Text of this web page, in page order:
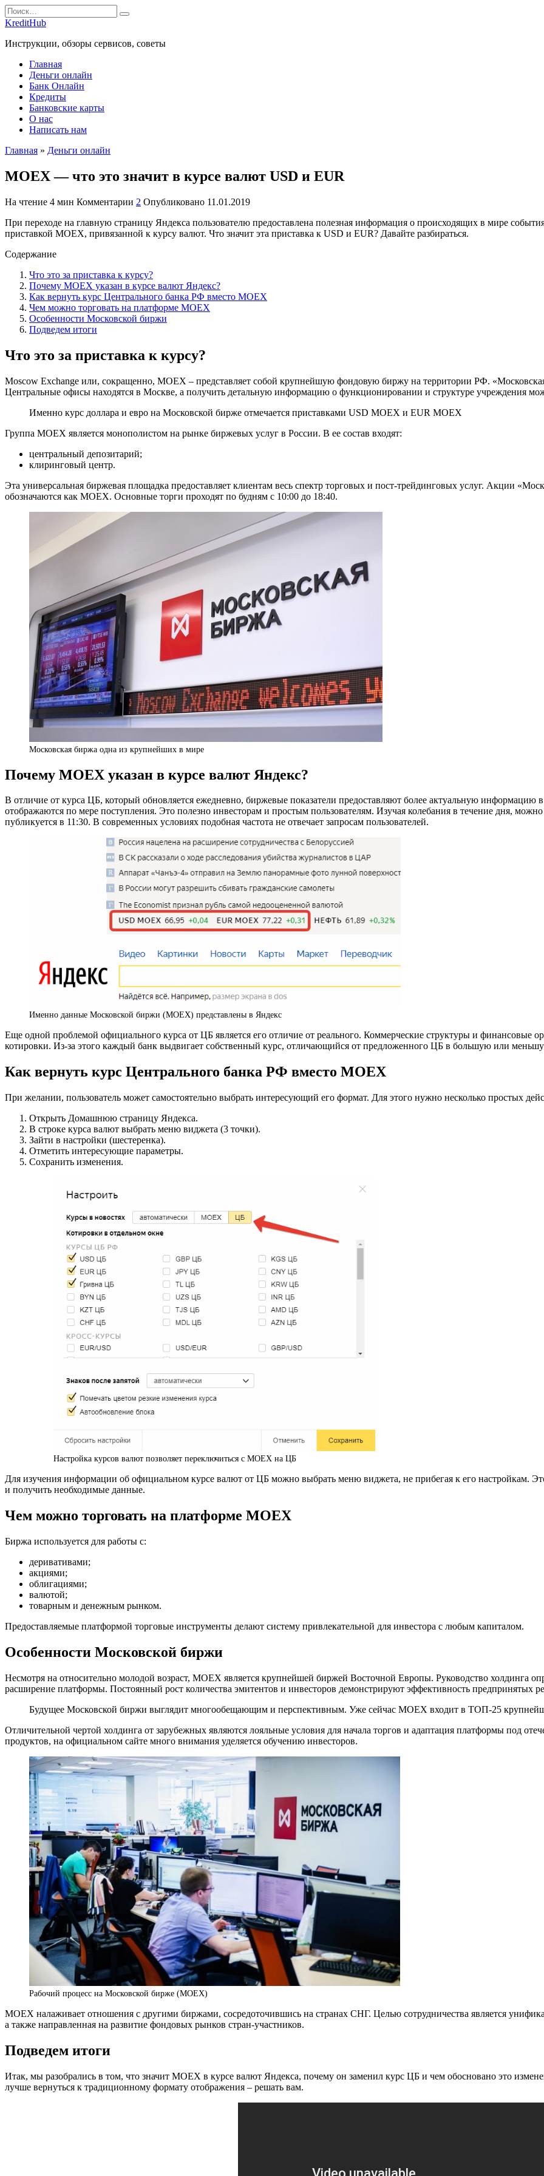
Перейти
к
Search
for:
KreditHub
Инструкции, обзоры сервисов, советы
Главная
Деньги онлайн
Банк Онлайн
Кредиты
Банковские карты
О нас
Написать нам
Главная » Деньги онлайн
MOEX — что это значит в курсе валют USD и EUR
На чтение 4 мин Комментарии 2 Опубликовано 11.01.2019
При переходе на главную страницу Яндекса пользователю предоставлена полезная информация о происходящих в мире
приставкой MOEX, привязанной к курсу валют. Что значит эта приставка к USD и EUR? Давайте разбираться.
Содержание
Что это за приставка к курсу?
Почему МОЕХ указан в курсе валют Яндекс?
Как вернуть курс Центрального банка РФ вместо MOEX
Чем можно торговать на платформе MOEX
Особенности Московской биржи
Подведем итоги
Что это за приставка к курсу?
Moscow Exchange или, сокращенно, MOEX – представляет собой крупнейшую фондовую биржу на территории РФ.
Центральные офисы находятся в Москве, а получить детальную информацию о функционировании и структуре учреждения
Именно курс доллара и евро на Московской бирже отмечается приставками USD MOEX и EUR MOEX
Группа MOEX является монополистом на рынке биржевых услуг в России. В ее состав входят:
центральный депозитарий;
клиринговый центр.
Эта универсальная биржевая площадка предоставляет клиентам весь спектр торговых и пост-трейдинговых услуг. Акции
обозначаются как MOEX. Основные торги проходят по будням с 10:00 до 18:40.
Московская биржа одна из крупнейших в мире
Почему МОЕХ указан в курсе валют Яндекс?
В отличие от курса ЦБ, который обновляется ежедневно, биржевые показатели предоставляют более актуальную
отображаются по мере поступления. Это полезно инвесторам и простым пользователям. Изучая колебания в течение дня,
публикуется в 11:30. В современных условиях подобная частота не отвечает запросам пользователей.
Именно данные Московской биржи (MOEX) представлены в Яндекс
Еще одной проблемой официального курса от ЦБ является его отличие от реального. Коммерческие структуры и финансовые
котировки. Из-за этого каждый банк выдвигает собственный курс, отличающийся от предложенного ЦБ в большую или
Как вернуть курс Центрального банка РФ вместо MOEX
При желании, пользователь может самостоятельно выбрать интересующий его формат. Для этого нужно несколько простых
Открыть Домашнюю страницу Яндекса.
В строке курса валют выбрать меню виджета (3 точки).
Зайти в настройки (шестеренка).
Отметить интересующие параметры.
Сохранить изменения.
Настройка курсов валют позволяет переключиться с MOEX на ЦБ
Для изучения информации об официальном курсе валют от ЦБ можно выбрать меню виджета, не прибегая к его настройкам.
и получить необходимые данные.
Чем можно торговать на платформе MOEX
Биржа используется для работы с:
деривативами;
акциями;
облигациями;
валютой;
товарным и денежным рынком.
Предоставляемые платформой торговые инструменты делают систему привлекательной для инвестора с любым капиталом.
Особенности Московской биржи
Несмотря на относительно молодой возраст, MOEX является крупнейшей биржей Восточной Европы. Руководство холдинга
расширение платформы. Постоянный рост количества эмитентов и инвесторов демонстрируют эффективность предпринятых
Будущее Московской биржи выглядит многообещающим и перспективным. Уже сейчас MOEX входит в ТОП-25
Отличительной чертой холдинга от зарубежных являются лояльные условия для начала торгов и адаптация платформы под
продуктов, на официальном сайте много внимания уделяется обучению инвесторов.
Рабочий процесс на Московской бирже (MOEX)
MOEX налаживает отношения с другими биржами, сосредоточившись на странах СНГ. Целью сотрудничества является
а также направленная на развитие фондовых рынков стран-участников.
Подведем итоги
Итак, мы разобрались в том, что значит MOEX в курсе валют Яндекса, почему он заменил курс ЦБ и чем обосновано это
лучше вернуться к традиционному формату отображения – решать вам.